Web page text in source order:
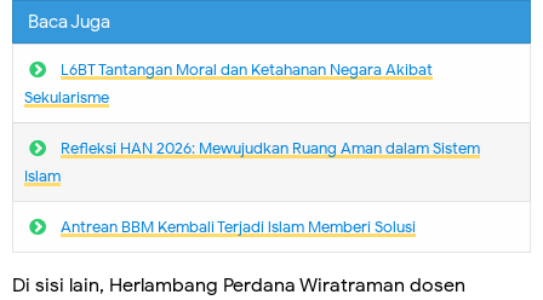
Baca Juga
L6BT Tantangan Moral dan Ketahanan Negara Akibat
Sekularisme
Refleksi HAN 2026: Mewujudkan Ruang Aman dalam Sistem
Islam
Antrean BBM Kembali Terjadi lslam Memberi Solusi
Di sisi lain, Herlambang Perdana Wiratraman dosen